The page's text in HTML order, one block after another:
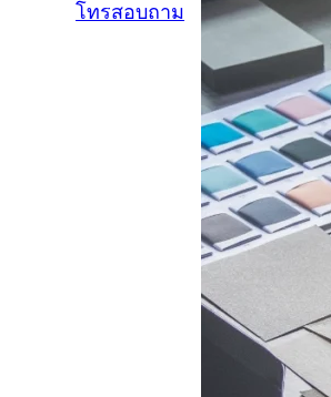
โทรสอบถาม แอดไลน์